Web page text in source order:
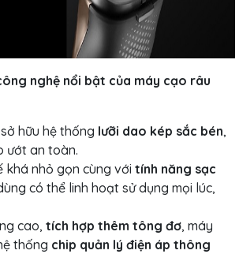
nghệ nổi bật của máy cạo râu
hữu hệ thống lưỡi dao kép sắc bén,
ướt an toàn.
khá nhỏ gọn cùng với tính năng sạc
có thể linh hoạt sử dụng mọi lúc,
cao, tích hợp thêm tông đơ, máy
thống chip quản lý điện áp thông